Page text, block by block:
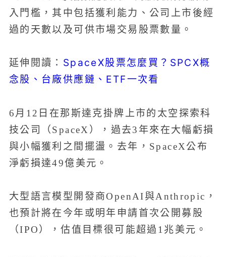
入門檻，其中包括獲利能力、公司上市後經
過的天數以及可供市場交易股票數量。
延伸閱讀： SpaceX股票怎麼買？SPCX概
念股、台廠供應鏈、ETF一次看
6月12日在那斯達克掛牌上市的太空探索科
技公司（SpaceX），過去3年來在大幅虧損
與小幅獲利之間擺盪。去年，SpaceX公布
淨虧損達49億美元。
大型語言模型開發商OpenAI與Anthropic，
也預計將在今年或明年申請首次公開募股
（IPO），估值目標很可能超過1兆美元。